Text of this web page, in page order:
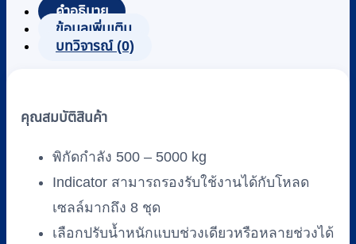
แบบ
รุ่น
700C
Model
FW
พิกัด
500-
คำอธิบาย
ข้อมูลเพิ่มเติม
บทวิจารณ์ (0)
คุณสมบัติสินค้า
พิกัดกำลัง 500 – 5000 kg
Indicator สามารถรองรับใช้งานได้กับโหลด
เซลล์มากถึง 8 ชุด
เลือกปรับน้ำหนักแบบช่วงเดียวหรือหลายช่วงได้